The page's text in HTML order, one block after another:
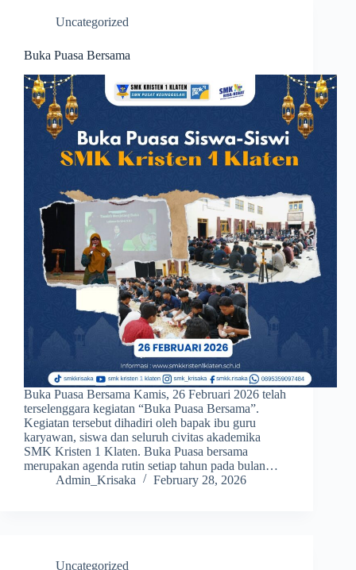
Uncategorized
Buka Puasa Bersama
Buka Puasa Bersama Kamis, 26 Februari 2026 telah
terselenggara kegiatan “Buka Puasa Bersama”.
Kegiatan tersebut dihadiri oleh bapak ibu guru
karyawan, siswa dan seluruh civitas akademika
SMK Kristen 1 Klaten. Buka Puasa bersama
merupakan agenda rutin setiap tahun pada bulan…
Admin_Krisaka
February 28, 2026
Uncategorized